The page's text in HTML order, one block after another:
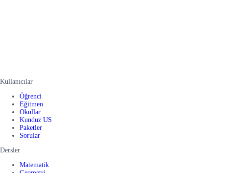
Kullanıcılar
Öğrenci
Eğitmen
Okullar
Kunduz US
Paketler
Sorular
Dersler
Matematik